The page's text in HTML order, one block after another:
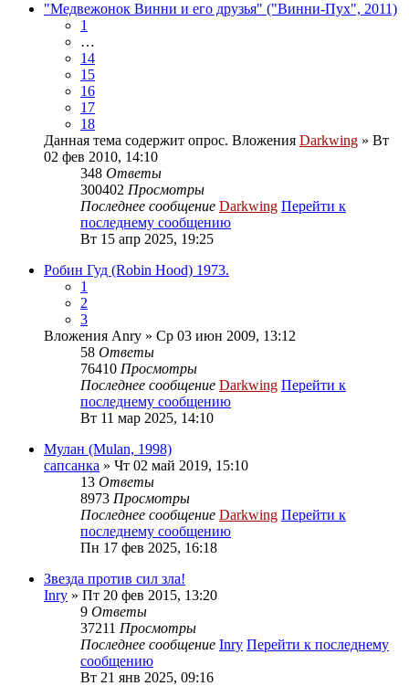
"Медвежонок Винни и его друзья" ("Винни-Пух", 2011)
1
…
14
15
16
17
18
Данная тема содержит опрос. Вложения Darkwing » Вт
02 фев 2010, 14:10
348 Ответы
300402 Просмотры
Последнее сообщение Darkwing Перейти к
последнему сообщению
Вт 15 апр 2025, 19:25
Робин Гуд (Robin Hood) 1973.
1
2
3
Вложения Anry » Ср 03 июн 2009, 13:12
58 Ответы
76410 Просмотры
Последнее сообщение Darkwing Перейти к
последнему сообщению
Вт 11 мар 2025, 14:10
Мулан (Mulan, 1998)
сапсанка » Чт 02 май 2019, 15:10
13 Ответы
8973 Просмотры
Последнее сообщение Darkwing Перейти к
последнему сообщению
Пн 17 фев 2025, 16:18
Звезда против сил зла!
Inry » Пт 20 фев 2015, 13:20
9 Ответы
37211 Просмотры
Последнее сообщение Inry Перейти к последнему
сообщению
Вт 21 янв 2025, 09:16